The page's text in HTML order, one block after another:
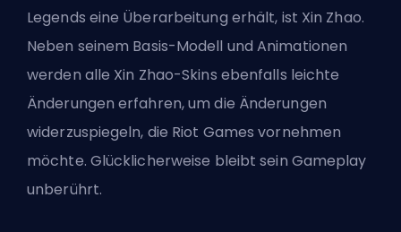
Legends eine Überarbeitung erhält, ist Xin Zhao.
Neben seinem Basis-Modell und Animationen
werden alle Xin Zhao-Skins ebenfalls leichte
Änderungen erfahren, um die Änderungen
widerzuspiegeln, die Riot Games vornehmen
möchte. Glücklicherweise bleibt sein Gameplay
unberührt.